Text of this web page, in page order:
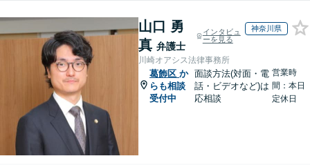
山口 勇
真 弁護士
インタビュ
ーを見る
神奈川県
川崎オアシス法律事務所
葛飾区 か
らも相談
受付中
面談方法(対面・電
話・ビデオなど)は
応相談
営業時
間：本日
定休日